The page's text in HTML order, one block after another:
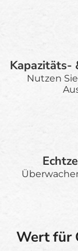
Kapazitäts-
Nutzen
Wert für